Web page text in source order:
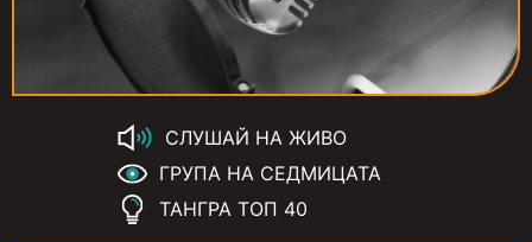
СЛУШАЙ НА ЖИВО
ГРУПА НА СЕДМИЦАТА
ТАНГРА ТОП 40